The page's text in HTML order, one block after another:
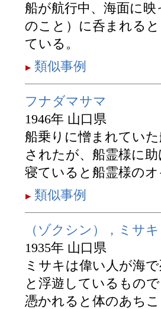
船が航行中、海面に
のこと）に呑まれる
ている。
類似事例
フナダマサマ
1946年 山口県
船乗りに憎まれてい
されたが、船霊様に
寝ていると船霊様の
類似事例
（ゾクシン），ミサキ
1935年 山口県
ミサキは偉い人が海
と浮遊しているもの
憑かれると体のあち